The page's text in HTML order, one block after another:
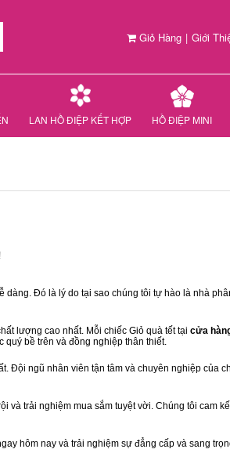
Giỏ Hàng | Giới
LAN HỒ ĐIỆP KẾT HỢP HỒ ĐIỆP MINI
Đó là lý do tại sao chúng tôi tự hào là nhà
lượng cao nhất. Mỗi chiếc Giỏ quà tết tại cửa
quý bề trên và đồng nghiệp thân thiết.
Đội ngũ nhân viên tận tâm và chuyên nghiệp của
trải nghiệm mua sắm tuyệt vời. Chúng tôi cam
hôm nay và trải nghiệm sự đẳng cấp và sang